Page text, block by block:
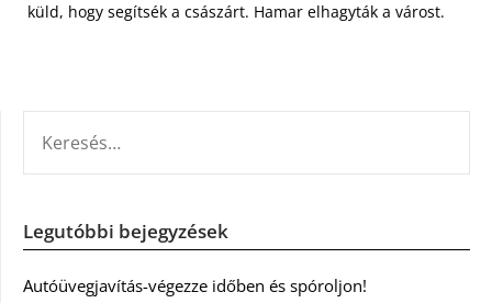
küld, hogy segítsék a császárt. Hamar elhagyták a várost.
Legutóbbi bejegyzések
Autóüvegjavítás-végezze időben és spóroljon!